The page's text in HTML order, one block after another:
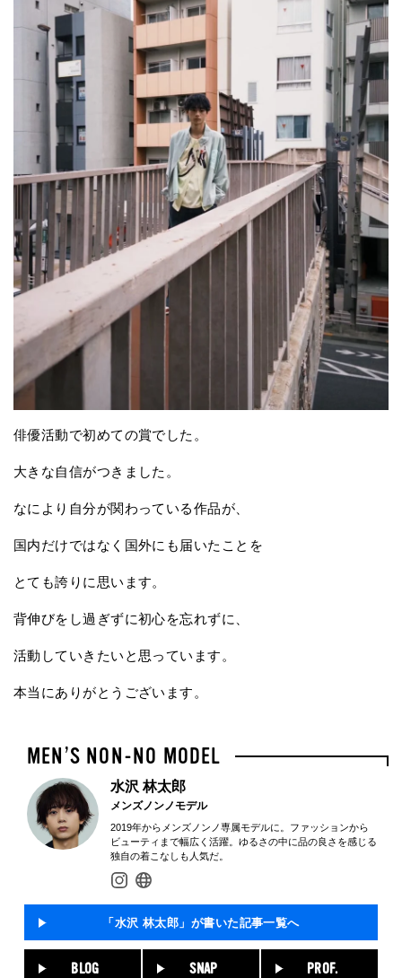
俳優活動で初めての賞でした。
大きな自信がつきました。
なにより自分が関わっている作品が、
国内だけではなく国外にも届いたことを
とても誇りに思います。
背伸びをし過ぎずに初心を忘れずに、
活動していきたいと思っています。
本当にありがとうございます。
水沢 林太郎
メンズノンノモデル
2019年からメンズノンノ専属モデルに。ファッションから
ビューティまで幅広く活躍。ゆるさの中に品の良さを感じる
独自の着こなしも人気だ。
「水沢 林太郎」が書いた記事一覧へ
BLOG SNAP PROF.